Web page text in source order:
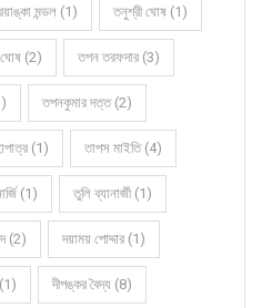
মন্ডল (1) তনুশ্রী ঘোষ (1)
ঘোষ (2) তপন তরফদার (3)
তপনকুমার দত্ত (2)
(1) তাপস মাইতি (4)
(1) তুলি ব্যানার্জী (1)
(2) দয়াময় পোদ্দার (1)
(1) দীপঙ্কর বৈদ্য (8)